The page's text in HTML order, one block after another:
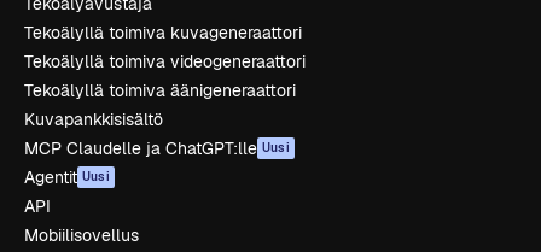
Tekoälyllä toimiva kuvageneraattori
Tekoälyllä toimiva videogeneraattori
Tekoälyllä toimiva äänigeneraattori
Kuvapankkisisältö
MCP Claudelle ja ChatGPT:lle Uusi
Agentit Uusi
API
Mobiilisovellus